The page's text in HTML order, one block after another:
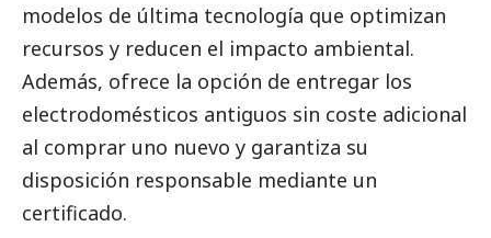
modelos de última tecnología que optimizan
recursos y reducen el impacto ambiental.
Además, ofrece la opción de entregar los
electrodomésticos antiguos sin coste adicional
al comprar uno nuevo y garantiza su
disposición responsable mediante un
certificado.